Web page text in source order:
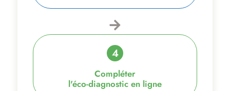
Compléter
l'éco-diagnostic en ligne